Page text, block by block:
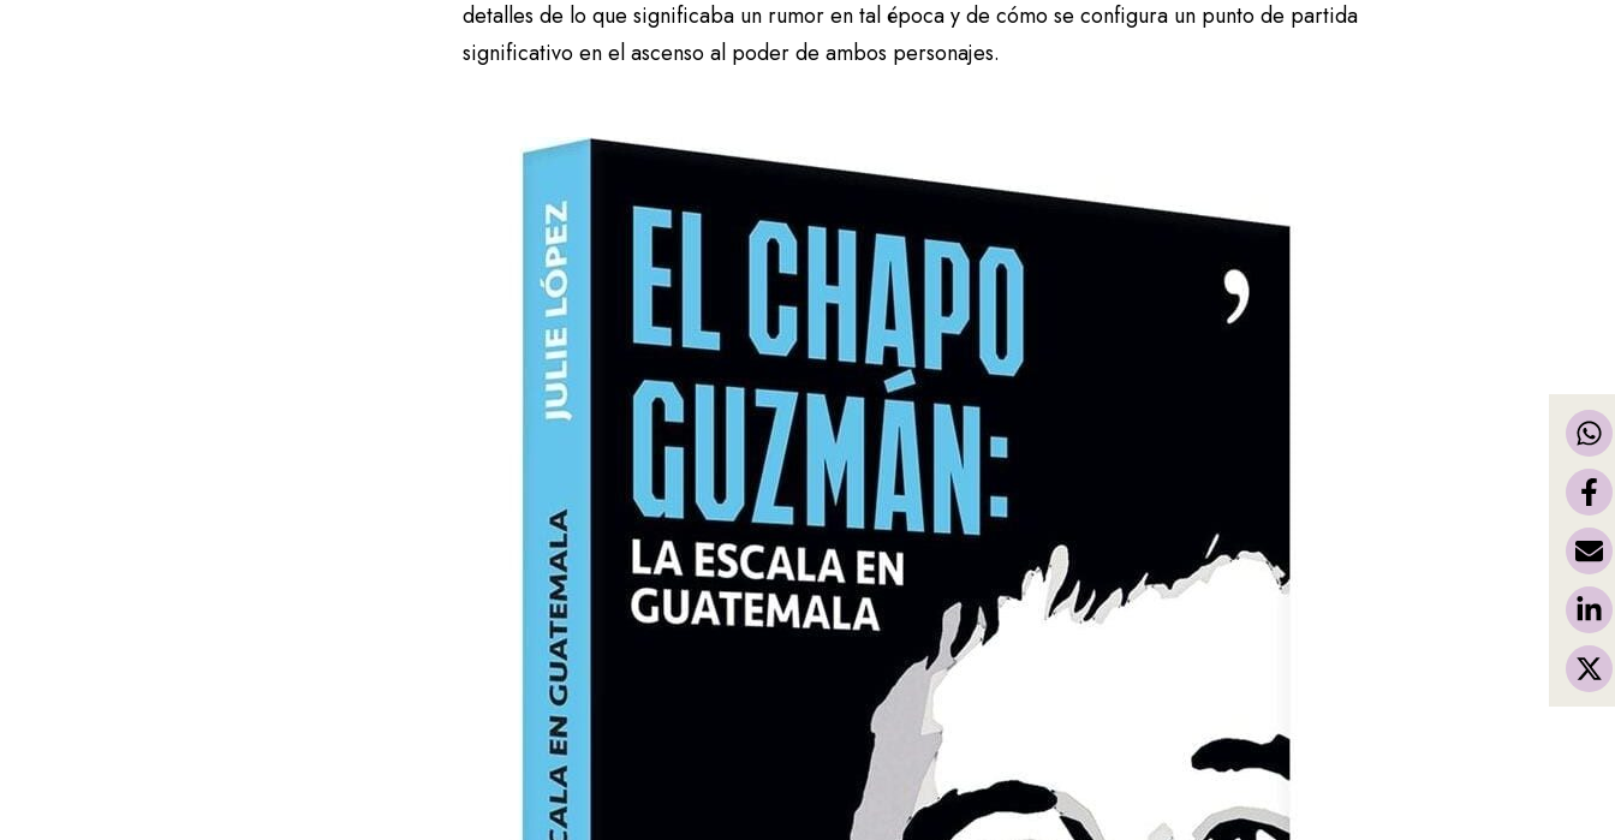
detalles de lo que significaba un rumor en tal época y de cómo se configura un punto de partida
significativo en el ascenso al poder de ambos personajes.